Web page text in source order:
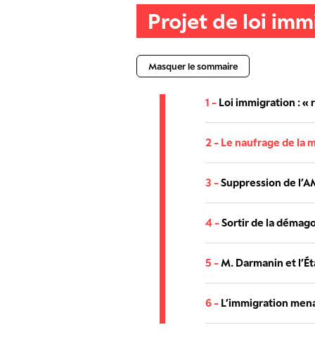
Projet de loi
Masquer le sommaire
1 - Loi immigration : «
2 - Le naufrage de la
3 -Suppression de
4 -Sortir de la
5 -M. Darmanin et
6 - L’immigration